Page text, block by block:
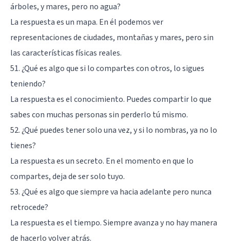
árboles, y mares, pero no agua?
La respuesta es un mapa. En él podemos ver
representaciones de ciudades, montañas y mares, pero sin
las características físicas reales.
51. ¿Qué es algo que si lo compartes con otros, lo sigues
teniendo?
La respuesta es el conocimiento. Puedes compartir lo que
sabes con muchas personas sin perderlo tú mismo.
52. ¿Qué puedes tener solo una vez, y si lo nombras, ya no lo
tienes?
La respuesta es un secreto. En el momento en que lo
compartes, deja de ser solo tuyo.
53. ¿Qué es algo que siempre va hacia adelante pero nunca
retrocede?
La respuesta es el tiempo. Siempre avanza y no hay manera
de hacerlo volver atrás.